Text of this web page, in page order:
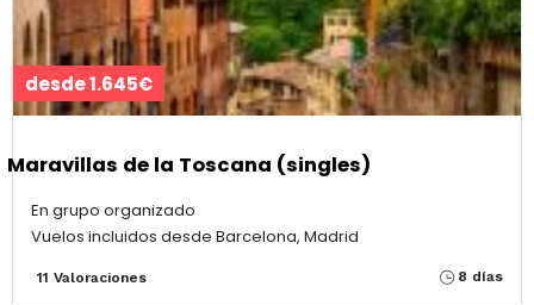
desde 1.645€
Maravillas de la Toscana (singles)
En grupo organizado
Vuelos incluidos desde Barcelona, Madrid
11 Valoraciones 8 días